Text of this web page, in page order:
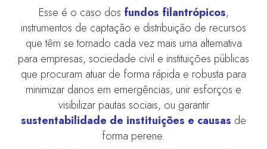
Esse é o caso dos fundos filantrópicos,
instrumentos de captação e distribuição de recursos
que têm se tornado cada vez mais uma alternativa
para empresas, sociedade civil e instituições públicas
que procuram atuar de forma rápida e robusta para
minimizar danos em emergências, unir esforços e
visibilizar pautas sociais, ou garantir
sustentabilidade de instituições e causas de
forma perene.